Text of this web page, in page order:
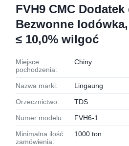
FVH9 CMC
Bezwonne
≤ 10,0% wilgoć
Miejsce
pochodzenia:
Chiny
Nazwa marki: Lingaung
Orzecznictwo: TDS
Numer modelu: FVH6-1
Minimalna ilość
zamówienia:
1000 ton